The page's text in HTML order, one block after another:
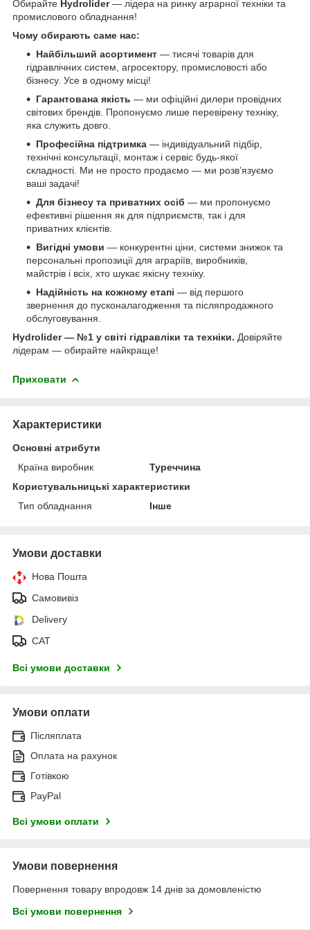
Обирайте Hydrolider— лідера на ринку аграрної техніки та
промислового обладнання!
Чому обирають саме нас:
Найбільший асортимент — тисячі товарів для
гідравлічних систем, агросектору, промисловості або
бізнесу. Усе в одному місці!
Гарантована якість — ми офіційні дилери провідних
світових брендів. Пропонуємо лише перевірену техніку,
яка служить довго.
Професійна підтримка — індивідуальний підбір,
технічні консультації, монтаж і сервіс будь-якої
складності. Ми не просто продаємо — ми розв’язуємо
ваші задачі!
Для бізнесу та приватних осіб — ми пропонуємо
ефективні рішення як для підприємств, так і для
приватних клієнтів.
Вигідні умови — конкурентні ціни, системи знижок та
персональні пропозиції для аграріїв, виробників,
майстрів і всіх, хто шукає якісну техніку.
Надійність на кожному етапі — від першого
звернення до пусконалагодження та післяпродажного
обслуговування.
Hydrolider — №1 у світі гідравліки та техніки. Довіряйте
лідерам — обирайте найкраще!
Приховати
Характеристики
Основні атрибути
Країна виробник
Туреччина
Користувальницькі характеристики
Тип обладнання
Інше
Умови доставки
Нова Пошта
Самовивіз
Delivery
САТ
Всі умови доставки
Умови оплати
Післяплата
Оплата на рахунок
Готівкою
PayPal
Всі умови оплати
Умови повернення
Повернення товару впродовж 14 днів за домовленістю
Всі умови повернення